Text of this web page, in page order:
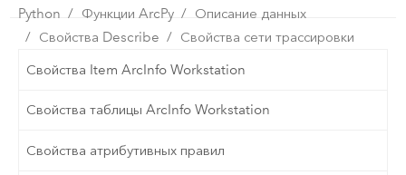
Python Функции ArcPy
Описание данных
Свойства Describe
Свойства сети трассировки
Свойства Item ArcInfo Workstation
Свойства таблицы ArcInfo Workstation
Свойства атрибутивных правил